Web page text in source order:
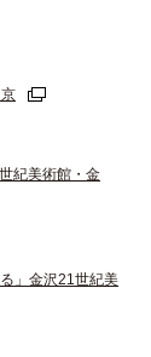
紀美術館・金
」金沢21世紀美